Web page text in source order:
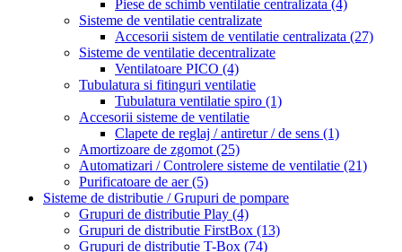
Piese de schimb ventilatie centralizata (4)
Sisteme de ventilatie centralizate
Accesorii sistem de ventilatie centralizata (27)
Sisteme de ventilatie decentralizate
Ventilatoare PICO (4)
Tubulatura si fitinguri ventilatie
Tubulatura ventilatie spiro (1)
Accesorii sisteme de ventilatie
Clapete de reglaj / antiretur / de sens (1)
Amortizoare de zgomot (25)
Automatizari / Controlere sisteme de ventilatie (21)
Purificatoare de aer(5)
Sisteme de distributie / Grupuri de pompare
Grupuri de distributie Play (4)
Grupuri de distributie FirstBox (13)
Grupuri de distributie T-Box (74)